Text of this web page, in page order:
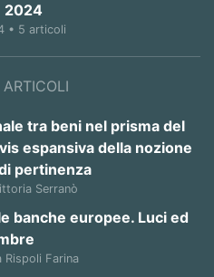
2024
• 5 articoli
tra beni nel prisma del
espansiva della nozione
pertinenza
Serranò
banche europee. Luci ed
Rispoli Farina